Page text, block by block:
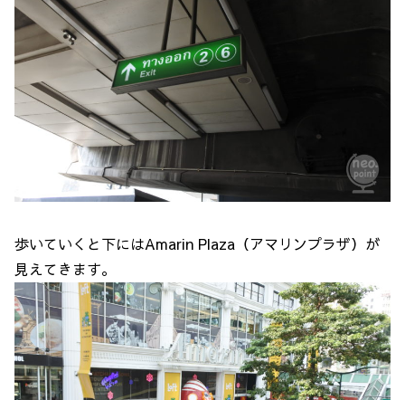
歩いていくと下にはAmarin Plaza（アマリンプラザ）が
見えてきます。